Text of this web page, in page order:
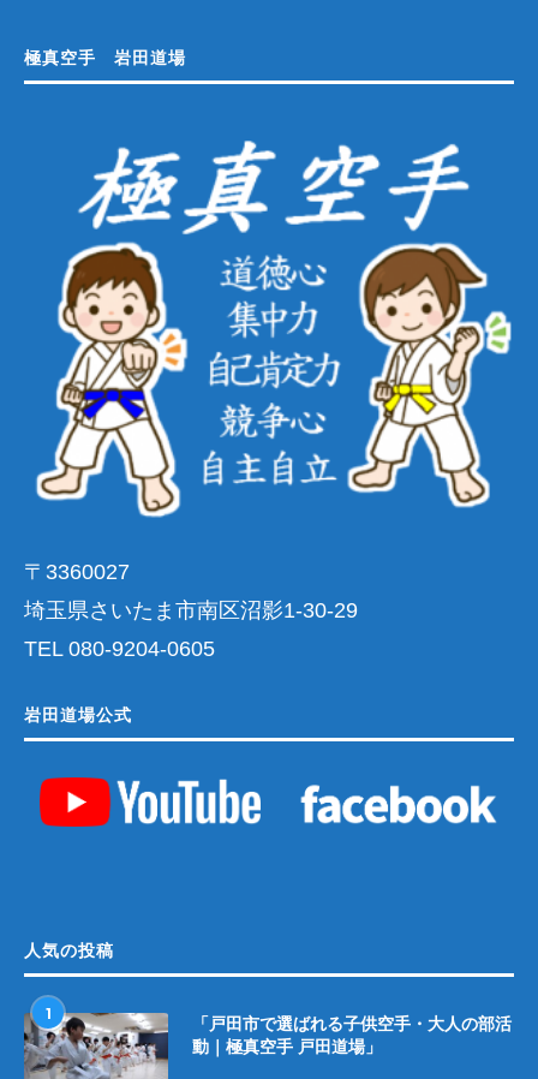
極真空手 岩田道場
〒3360027
埼玉県さいたま市南区沼影1-30-29
TEL 080-9204-0605
岩田道場公式
人気の投稿
1
「戸田市で選ばれる子供空手・大人の部活
動｜極真空手 戸田道場」